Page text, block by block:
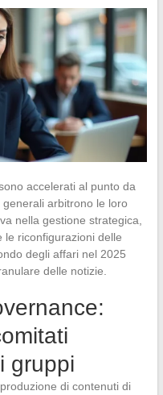
accelerati al punto da
arbitrono le loro
nella gestione strategica,
le riconfigurazioni delle
degli affari nel 2025
delle notizie.
gruppi
di contenuti di